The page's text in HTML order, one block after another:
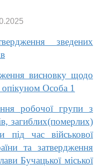
зведених
висновку щодо
Особа 1
робочої групи з
загиблих(померлих)
під час військової
та затвердження
Бучацької міської